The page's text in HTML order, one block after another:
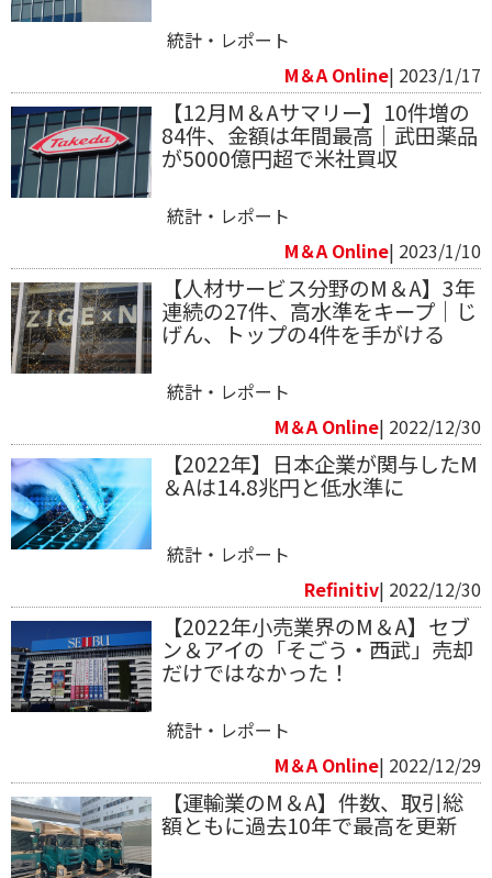
統計・レポート
M＆A Online| 2023/1/17
【12月M＆Aサマリー】10件増の
84件、金額は年間最高｜武田薬品
が5000億円超で米社買収
統計・レポート
M＆A Online| 2023/1/10
【人材サービス分野のM＆A】3年
連続の27件、高水準をキープ｜じ
げん、トップの4件を手がける
統計・レポート
M＆A Online| 2022/12/30
【2022年】日本企業が関与したM
＆Aは14.8兆円と低水準に
統計・レポート
Refinitiv​| 2022/12/30
【2022年小売業界のM＆A】セブ
ン＆アイの「そごう・西武」売却
だけではなかった！
統計・レポート
M＆A Online| 2022/12/29
【運輸業のM＆A】件数、取引総
額ともに過去10年で最高を更新